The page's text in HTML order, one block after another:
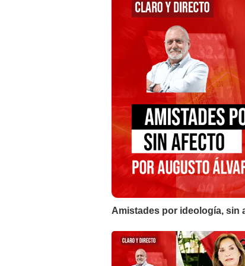
Amistades por ideología, sin